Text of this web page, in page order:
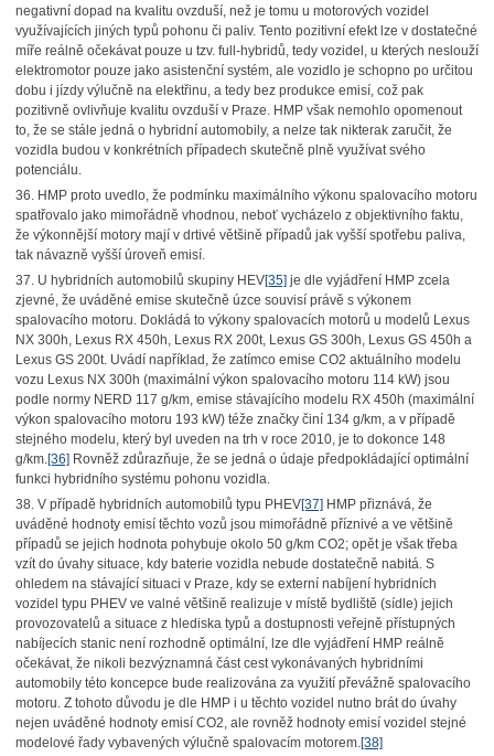
negativní dopad na kvalitu ovzduší, než je tomu u motorových vozidel
využívajících jiných typů pohonu či paliv. Tento pozitivní efekt lze v dostatečné
míře reálně očekávat pouze u tzv. full-hybridů, tedy vozidel, u kterých neslouží
elektromotor pouze jako asistenční systém, ale vozidlo je schopno po určitou
dobu i jízdy výlučně na elektřinu, a tedy bez produkce emisí, což pak
pozitivně ovlivňuje kvalitu ovzduší v Praze. HMP však nemohlo opomenout
to, že se stále jedná o hybridní automobily, a nelze tak nikterak zaručit, že
vozidla budou v konkrétních případech skutečně plně využívat svého
potenciálu.
36. HMP proto uvedlo, že podmínku maximálního výkonu spalovacího motoru
spatřovalo jako mimořádně vhodnou, neboť vycházelo z objektivního faktu,
že výkonnější motory mají v drtivé většině případů jak vyšší spotřebu paliva,
tak návazně vyšší úroveň emisí.
37. U hybridních automobilů skupiny HEV[35] je dle vyjádření HMP zcela
zjevné, že uváděné emise skutečně úzce souvisí právě s výkonem
spalovacího motoru. Dokládá to výkony spalovacích motorů u modelů Lexus
NX 300h, Lexus RX 450h, Lexus RX 200t, Lexus GS 300h, Lexus GS 450h a
Lexus GS 200t. Uvádí například, že zatímco emise CO2 aktuálního modelu
vozu Lexus NX 300h (maximální výkon spalovacího motoru 114 kW) jsou
podle normy NERD 117 g/km, emise stávajícího modelu RX 450h (maximální
výkon spalovacího motoru 193 kW) téže značky činí 134 g/km, a v případě
stejného modelu, který byl uveden na trh v roce 2010, je to dokonce 148
g/km.[36] Rovněž zdůrazňuje, že se jedná o údaje předpokládající optimální
funkci hybridního systému pohonu vozidla.
38. V případě hybridních automobilů typu PHEV[37] HMP přiznává, že
uváděné hodnoty emisí těchto vozů jsou mimořádně příznivé a ve většině
případů se jejich hodnota pohybuje okolo 50 g/km CO2; opět je však třeba
vzít do úvahy situace, kdy baterie vozidla nebude dostatečně nabitá. S
ohledem na stávající situaci v Praze, kdy se externí nabíjení hybridních
vozidel typu PHEV ve valné většině realizuje v místě bydliště (sídle) jejich
provozovatelů a situace z hlediska typů a dostupnosti veřejně přístupných
nabíjecích stanic není rozhodně optimální, lze dle vyjádření HMP reálně
očekávat, že nikoli bezvýznamná část cest vykonávaných hybridními
automobily této koncepce bude realizována za využití převážně spalovacího
motoru. Z tohoto důvodu je dle HMP i u těchto vozidel nutno brát do úvahy
nejen uváděné hodnoty emisí CO2, ale rovněž hodnoty emisí vozidel stejné
modelové řady vybavených výlučně spalovacím motorem.[38]